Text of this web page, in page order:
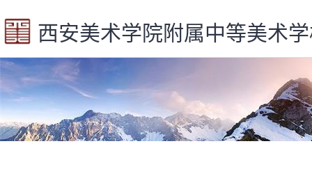
西安美术学院附属中等美术